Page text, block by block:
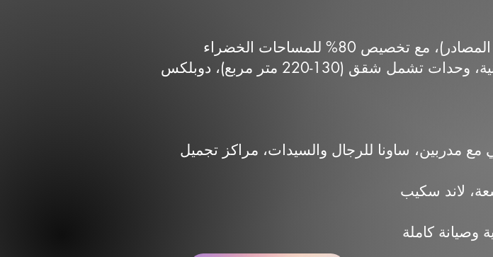
مساحة إجمالية 204 فدان (أو 200 فدان حسب بعض المصادر)، مع تخصيص 80% للمساحات الخضراء
والمسطحات المائية والمرافق، والباقي للمباني السكنية، وحدات تشمل شقق (130-220 متر مربع)، دوبلكس